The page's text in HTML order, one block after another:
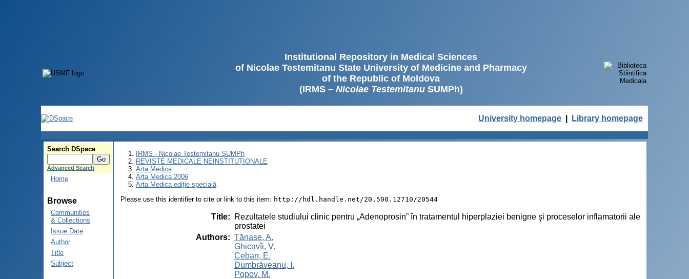
Institutional Repository in Medical Sciences
of Nicolae Testemitanu State University of Medicine and Pharmacy
of the Republic of Moldova
(IRMS – Nicolae TestemitanuSUMPh)
University homepage Library homepage
Search DSpace
Advanced Search
Home
Browse
Communities
& Collections
Issue Date
Author
Title
Subject
IRMS - Nicolae Testemitanu SUMPh
REVISTE MEDICALE NEINSTITUȚIONALE
Arta Medica
Arta Medica 2006
Arta Medica ediție specială
Please use this identifier to cite or link to this item: http://hdl.handle.net/20.500.12710/20544
Title:
Rezultatele studiului clinic pentru „Adenoprosin” în tratamentul hiperplaziei benigne şi proceselor inflamatorii ale
prostatei
Authors: Tănase, A.
Ghicavîi, V.
Ceban, E.
Dumbrăveanu, I.
Popov, M.